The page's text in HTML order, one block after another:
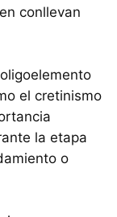
conllevan
el cretinismo
la etapa
o